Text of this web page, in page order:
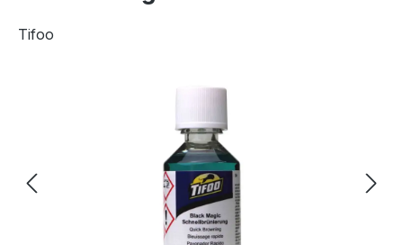
Tifoo
Ignorer la galerie d'images